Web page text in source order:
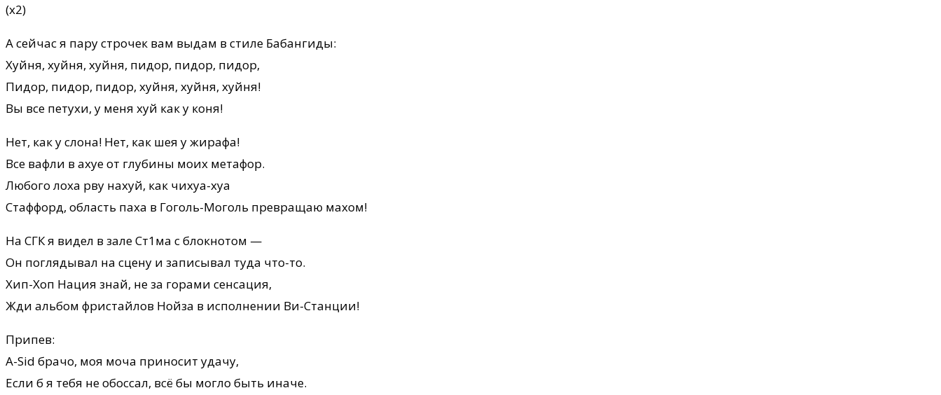
(х2)
А сейчас я пару строчек вам выдам в стиле Бабангиды:
Хуйня, хуйня, хуйня, пидор, пидор, пидор,
Пидор, пидор, пидор, хуйня, хуйня, хуйня!
Вы все петухи, у меня хуй как у коня!
Нет, как у слона! Нет, как шея у жирафа!
Все вафли в ахуе от глубины моих метафор.
Любого лоха рву нахуй, как чихуа-хуа
Стаффорд, область паха в Гоголь-Моголь превращаю махом!
На СГК я видел в зале Ст1ма с блокнотом —
Он поглядывал на сцену и записывал туда что-то.
Хип-Хоп Нация знай, не за горами сенсация,
Жди альбом фристайлов Нойза в исполнении Ви-Станции!
Припев:
A-Sid брачо, моя моча приносит удачу,
Если б я тебя не обоссал, всё бы могло быть иначе.